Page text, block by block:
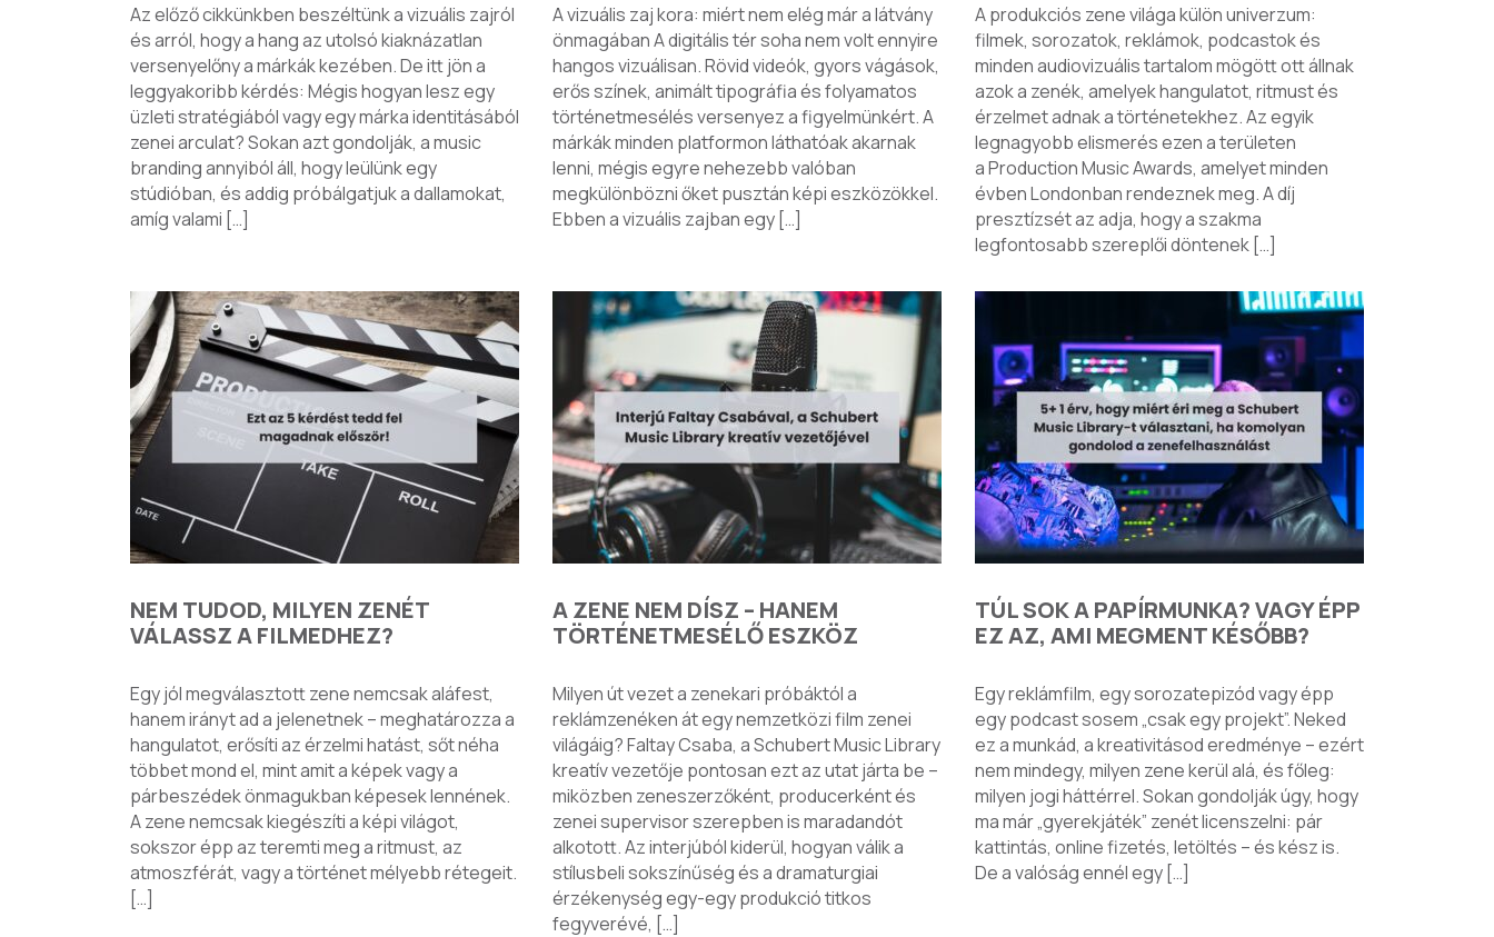
Az előző cikkünkben beszéltünk a vizuális zajról
és arról, hogy a hang az utolsó kiaknázatlan
versenyelőny a márkák kezében. De itt jön a
leggyakoribb kérdés: Mégis hogyan lesz egy
üzleti stratégiából vagy egy márka identitásából
zenei arculat? Sokan azt gondolják, a music
branding annyiból áll, hogy leülünk egy
stúdióban, és addig próbálgatjuk a dallamokat,
amíg valami […]
A vizuális zaj kora: miért nem elég már a látvány
önmagában A digitális tér soha nem volt ennyire
hangos vizuálisan. Rövid videók, gyors vágások,
erős színek, animált tipográfia és folyamatos
történetmesélés versenyez a figyelmünkért. A
márkák minden platformon láthatóak akarnak
lenni, mégis egyre nehezebb valóban
megkülönbözni őket pusztán képi eszközökkel.
Ebben a vizuális zajban egy […]
A produkciós zene világa külön univerzum:
filmek, sorozatok, reklámok, podcastok és
minden audiovizuális tartalom mögött ott állnak
azok a zenék, amelyek hangulatot, ritmust és
érzelmet adnak a történetekhez. Az egyik
legnagyobb elismerés ezen a területen
a Production Music Awards, amelyet minden
évben Londonban rendeznek meg. A díj
presztízsét az adja, hogy a szakma
legfontosabb szereplői döntenek […]
NEM TUDOD, MILYEN ZENÉT
VÁLASSZ A FILMEDHEZ?
Egy jól megválasztott zene nemcsak aláfest,
hanem irányt ad a jelenetnek – meghatározza a
hangulatot, erősíti az érzelmi hatást, sőt néha
többet mond el, mint amit a képek vagy a
párbeszédek önmagukban képesek lennének.
A zene nemcsak kiegészíti a képi világot,
sokszor épp az teremti meg a ritmust, az
atmoszférát, vagy a történet mélyebb rétegeit.
[…]
A ZENE NEM DÍSZ – HANEM
TÖRTÉNETMESÉLŐ ESZKÖZ
Milyen út vezet a zenekari próbáktól a
reklámzenéken át egy nemzetközi film zenei
világáig? Faltay Csaba, a Schubert Music Library
kreatív vezetője pontosan ezt az utat járta be –
miközben zeneszerzőként, producerként és
zenei supervisor szerepben is maradandót
alkotott. Az interjúból kiderül, hogyan válik a
stílusbeli sokszínűség és a dramaturgiai
érzékenység egy-egy produkció titkos
fegyverévé, […]
TÚL SOK A PAPÍRMUNKA? VAGY ÉPP
EZ AZ, AMI MEGMENT KÉSŐBB?
Egy reklámfilm, egy sorozatepizód vagy épp
egy podcast sosem „csak egy projekt”. Neked
ez a munkád, a kreativitásod eredménye – ezért
nem mindegy, milyen zene kerül alá, és főleg:
milyen jogi háttérrel. Sokan gondolják úgy, hogy
ma már „gyerekjáték” zenét licenszelni: pár
kattintás, online fizetés, letöltés – és kész is.
De a valóság ennél egy […]